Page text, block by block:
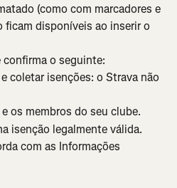
(como com marcadores e
ficam disponíveis ao inserir o
confirma o seguinte:
coletar isenções: o Strava não
os membros do seu clube.
isenção legalmente válida.
com as Informações